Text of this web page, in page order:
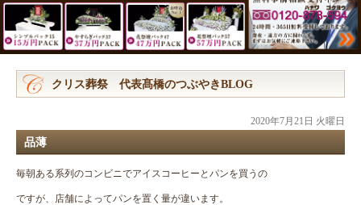
クリス葬祭 代表髙橋のつぶやきBLOG
2020年7月21日 火曜日
品薄
毎朝ある系列のコンビニでアイスコーヒーとパンを買うの
ですが、店舗によってパンを置く量が違います。